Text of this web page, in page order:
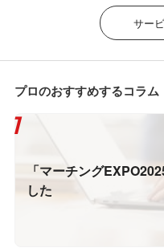
サー
プロのおすすめするコラム
「マーチング
した